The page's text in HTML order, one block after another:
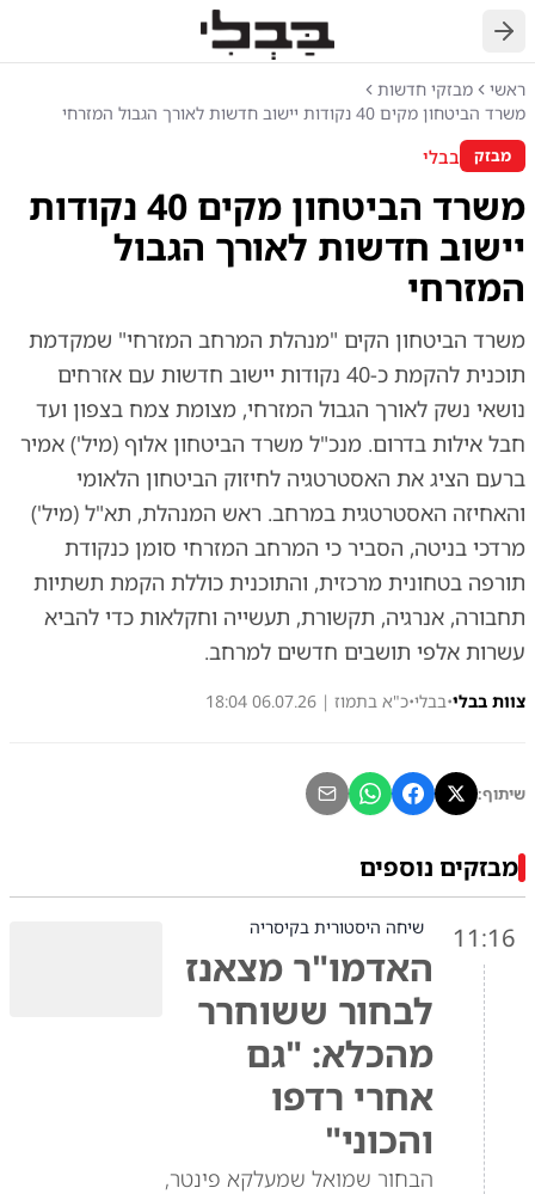
חזרה
ראשי
מבזקי חדשות
משרד הביטחון מקים 40 נקודות יישוב חדשות לאורך הגבול המזרחי
מבזק בבלי
משרד הביטחון מקים 40 נקודות
יישוב חדשות לאורך הגבול
המזרחי
משרד הביטחון הקים "מנהלת המרחב המזרחי" שמקדמת
תוכנית להקמת כ-40 נקודות יישוב חדשות עם אזרחים
נושאי נשק לאורך הגבול המזרחי, מצומת צמח בצפון ועד
חבל אילות בדרום. מנכ"ל משרד הביטחון אלוף (מיל') אמיר
ברעם הציג את האסטרטגיה לחיזוק הביטחון הלאומי
והאחיזה האסטרטגית במרחב. ראש המנהלת, תא"ל (מיל')
מרדכי בניטה, הסביר כי המרחב המזרחי סומן כנקודת
תורפה בטחונית מרכזית, והתוכנית כוללת הקמת תשתיות
תחבורה, אנרגיה, תקשורת, תעשייה וחקלאות כדי להביא
עשרות אלפי תושבים חדשים למרחב.
צוות בבלי•בבלי•כ"א בתמוז | 06.07.26 18:04
שיתוף:
מבזקים נוספים
11:16 שיחה היסטורית בקיסריה
האדמו"ר מצאנז
לבחור ששוחרר
מהכלא: "גם
אחרי רדפו
והכוני"
הבחור שמואל שמעלקא פינטר,